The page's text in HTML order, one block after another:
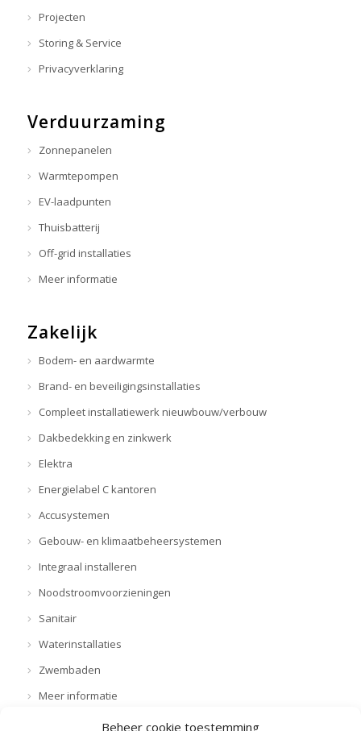
Beheer cookie toestemming
Projecten
Storing & Service
Privacyverklaring
Verduurzaming
Zonnepanelen
Warmtepompen
EV-laadpunten
Thuisbatterij
Off-grid installaties
Meer informatie
Zakelijk
Bodem- en aardwarmte
Brand- en beveiligingsinstallaties
Compleet installatiewerk nieuwbouw/verbouw
Dakbedekking en zinkwerk
Elektra
Energielabel C kantoren
Accusystemen
Gebouw- en klimaatbeheersystemen
Integraal installeren
Noodstroomvoorzieningen
Sanitair
Waterinstallaties
Zwembaden
Meer informatie